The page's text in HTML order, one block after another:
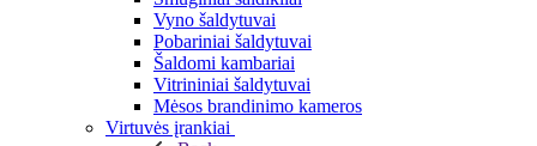
Vyno šaldytuvai
Pobariniai šaldytuvai
Šaldomi kambariai
Vitrininiai šaldytuvai
Mėsos brandinimo kameros
Virtuvės įrankiai